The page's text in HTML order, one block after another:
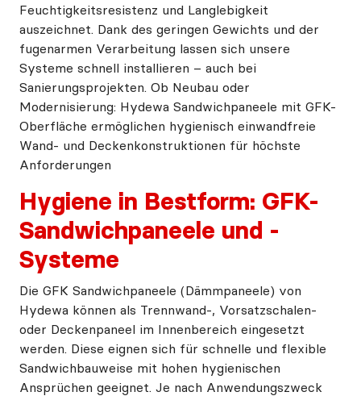
Feuchtigkeitsresistenz und Langlebigkeit
auszeichnet. Dank des geringen Gewichts und der
fugenarmen Verarbeitung lassen sich unsere
Systeme schnell installieren – auch bei
Sanierungsprojekten. Ob Neubau oder
Modernisierung: Hydewa Sandwichpaneele mit GFK-
Oberfläche ermöglichen hygienisch einwandfreie
Wand- und Deckenkonstruktionen für höchste
Anforderungen
Hygiene in Bestform: GFK-
Sandwichpaneele und -
Systeme
Die GFK Sandwichpaneele (Dämmpaneele) von
Hydewa können als Trennwand-, Vorsatzschalen-
oder Deckenpaneel im Innenbereich eingesetzt
werden. Diese eignen sich für schnelle und flexible
Sandwichbauweise mit hohen hygienischen
Ansprüchen geeignet. Je nach Anwendungszweck